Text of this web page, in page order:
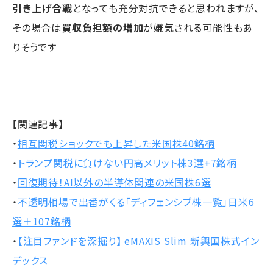
引き上げ合戦となっても充分対抗できると思われますが、
その場合は買収負担額の増加が嫌気される可能性もあ
りそうです
【関連記事】
・相互関税ショックでも上昇した米国株40銘柄
・ トランプ関税に負けない円高メリット株3選+7銘柄
・回復期待！AI以外の半導体関連の米国株6選
・不透明相場で出番がくる「ディフェンシブ株一覧」日米6
選＋107銘柄
・ 【注目ファンドを深掘り】 eMAXIS Slim 新興国株式イン
デックス